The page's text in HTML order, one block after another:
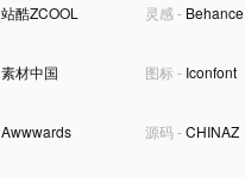
站酷ZCOOL 灵感 - Behance
素材中国 图标 - Iconfont
Awwwards 源码 -CHINAZ